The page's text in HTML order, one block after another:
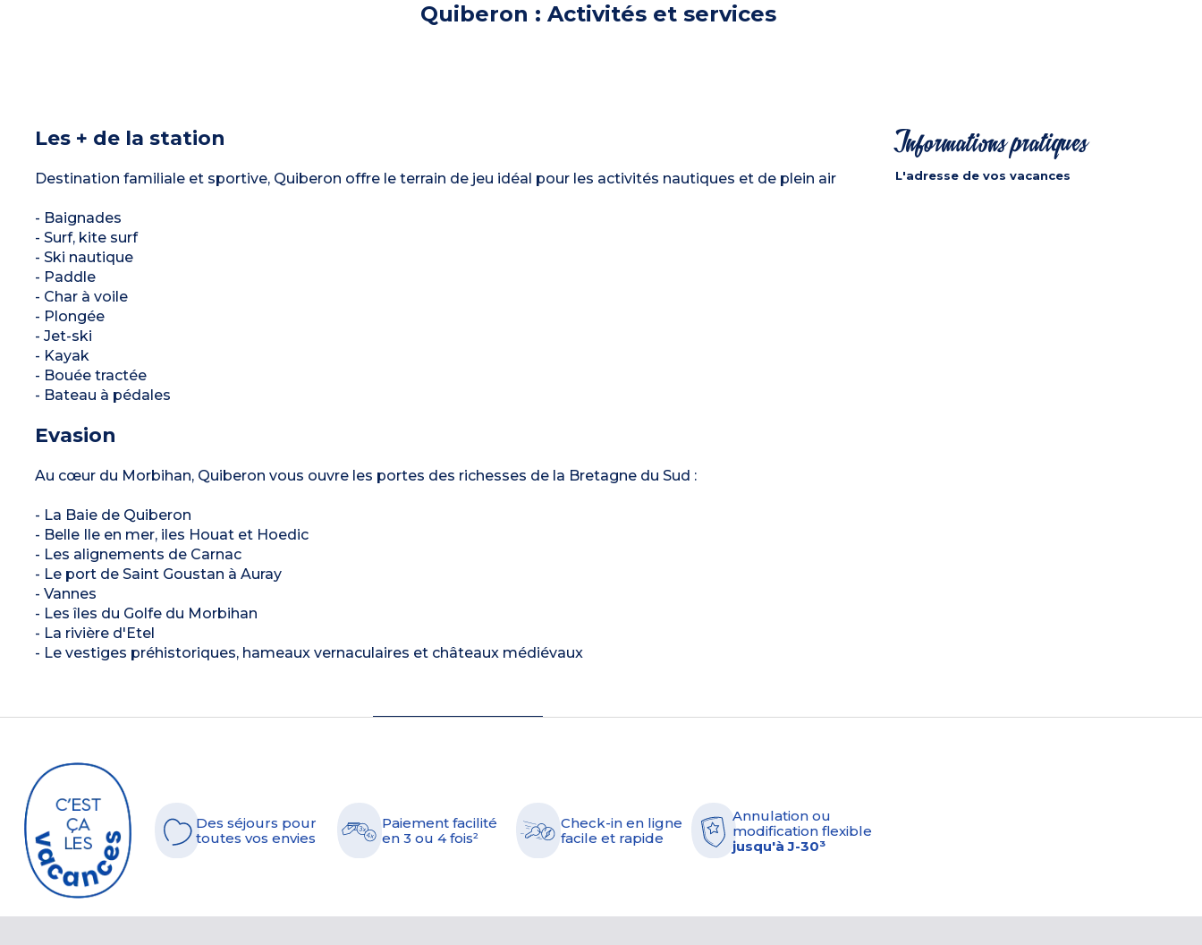
Quiberon : Activités et services
Les + de la station
Destination familiale et sportive, Quiberon offre le terrain de jeu idéal pour les activités nautiques et de plein air
- Baignades
- Surf, kite surf
- Ski nautique
- Paddle
- Char à voile
- Plongée
- Jet-ski
- Kayak
- Bouée tractée
- Bateau à pédales
Evasion
Au cœur du Morbihan, Quiberon vous ouvre les portes des richesses de la Bretagne du Sud :
- La Baie de Quiberon
- Belle Ile en mer, iles Houat et Hoedic
- Les alignements de Carnac
- Le port de Saint Goustan à Auray
- Vannes
- Les îles du Golfe du Morbihan
- La rivière d'Etel
- Le vestiges préhistoriques, hameaux vernaculaires et châteaux médiévaux
Informations pratiques
L'adresse de vos vacances
Des séjours pour
toutes vos envies
Paiement facilité
en 3 ou 4 fois²
Check-in en ligne
facile et rapide
Annulation ou
modification flexible
jusqu'à J-30³